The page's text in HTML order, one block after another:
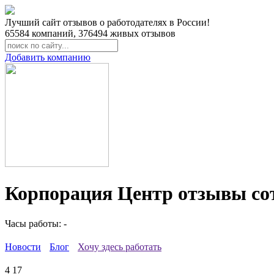
Лучший сайт отзывов о работодателях в России!
65584 компаний, 376494 живых отзывов
Добавить компанию
Корпорация Центр отзывы
Часы работы: -
Новости Блог Хочу здесь работать
4 17